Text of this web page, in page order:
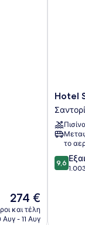
Η
τιμή
είναι
274 €
και τέλη
Αυγ - 11 Αυγ
Hotel
Sunny
Villas
Hotel
το
9.6
στα
9,6